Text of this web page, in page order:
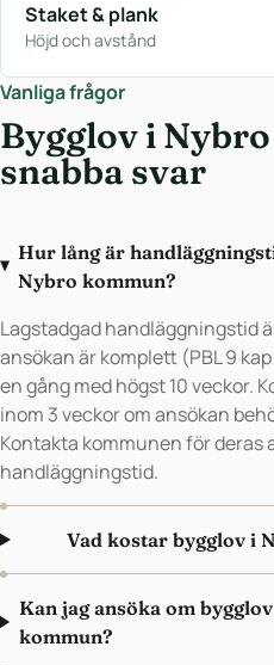
Staket & plank
Höjd och avstånd
Vanliga frågor
Bygglov i
snabba svar
Hur lång är
Nybro kommun?
Lagstadgad handläggningstid
ansökan är komplett (PBL 9
en gång med högst 10 veckor.
inom 3 veckor om ansökan
Kontakta kommunen för deras
handläggningstid.
Vad kostar bygglov i
Kan jag ansöka om
kommun?